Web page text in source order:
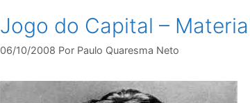
Jogo do Capital –
06/10/2008 Por Paulo Quaresma Neto